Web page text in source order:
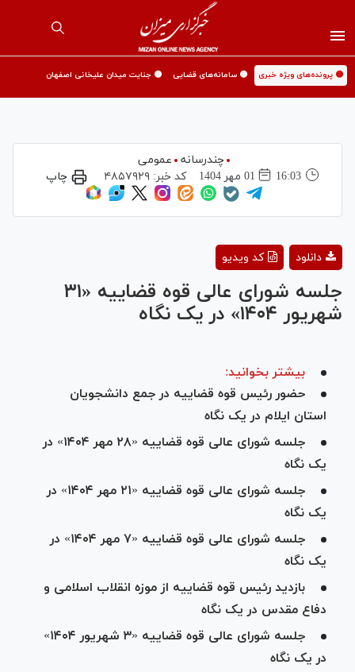
🟡 پرونده‌های ویژه خبری 🟡 سامانه‌های قضایی 🟡 جنایت میدان علیخانی اصفهان
چندرسانه
عمومی
16:03
01 مهر 1404 کد خبر: ۴۸۵۷۹۲۹ چاپ
Video
کد ویدیو دانلود
جلسه شورای عالی قوه قضاییه «۳۱
شهریور ۱۴۰۴» در یک نگاه
بیشتر بخوانید:
حضور رئیس قوه قضاییه در جمع دانشجویان
استان ایلام در یک نگاه
جلسه شورای عالی قوه قضاییه «۲۸ مهر ۱۴۰۴» در
یک نگاه
جلسه شورای عالی قوه قضاییه «۲۱ مهر ۱۴۰۴» در
یک نگاه
جلسه شورای عالی قوه قضاییه «۷ مهر ۱۴۰۴» در
یک نگاه
بازدید رئیس قوه قضاییه از موزه انقلاب اسلامی و
دفاع مقدس در یک نگاه
جلسه شورای عالی قوه قضاییه «۳ شهریور ۱۴۰۴»
در یک نگاه